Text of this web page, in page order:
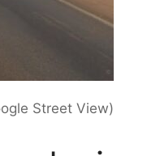
Street View)